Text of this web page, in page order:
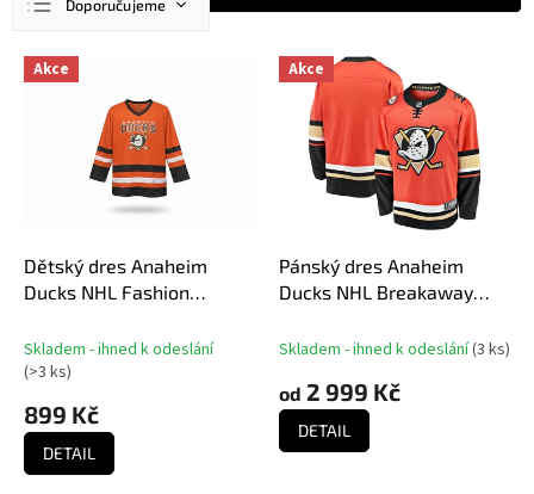
Doporučujeme
Nejprodávanější
Abecedně
V Akce
Dětský dres Anaheim
Ducks NHL Fashion
Skladem - ihned k odeslání
(>3 ks)
899 Kč
DETAIL
Akce
Pánský dres Anaheim
Ducks NHL Breakaway
Skladem - ihned k odeslání(3 ks)
od 2 999 Kč
DETAIL